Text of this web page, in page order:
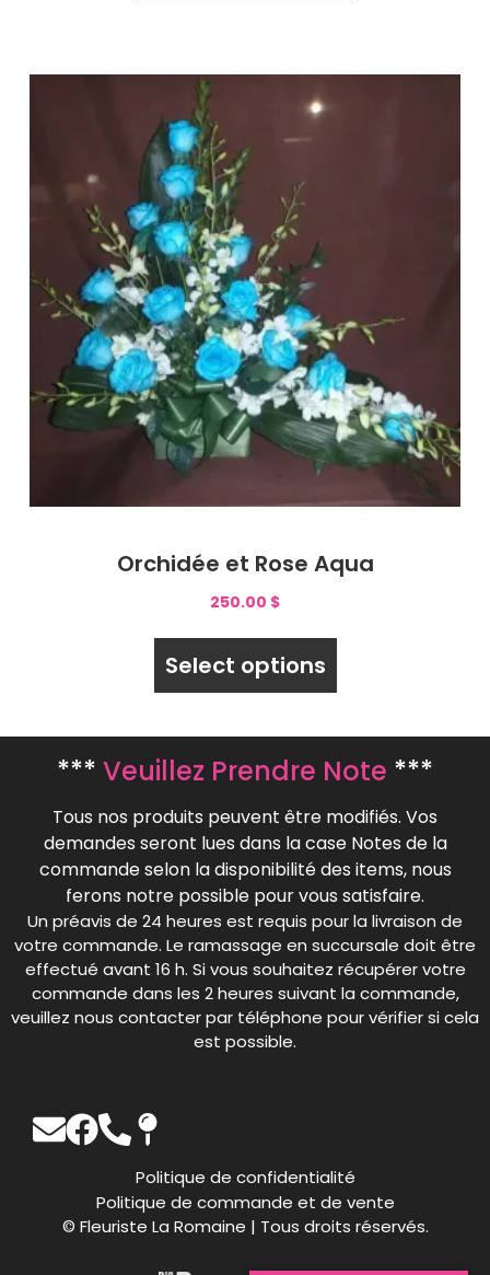
Orchidée et Rose Aqua
250.00 $
Select options
*** Veuillez Prendre Note ***
Tous nos produits peuvent être modifiés. Vos
demandes seront lues dans la case Notes de la
commande selon la disponibilité des items, nous
ferons notre possible pour vous satisfaire.
Un préavis de 24 heures est requis pour la livraison de
votre commande. Le ramassage en succursale doit être
effectué avant 16 h. Si vous souhaitez récupérer votre
commande dans les 2 heures suivant la commande,
veuillez nous contacter par téléphone pour vérifier si cela
est possible.
Politique de confidentialité
Politique de commande et de vente
© Fleuriste La Romaine | Tous droits réservés.